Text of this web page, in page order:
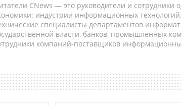
CNews — это руководители и
индустрии информационных
специалисты департаментов
власти, банков, промышленных
компаний-поставщиков